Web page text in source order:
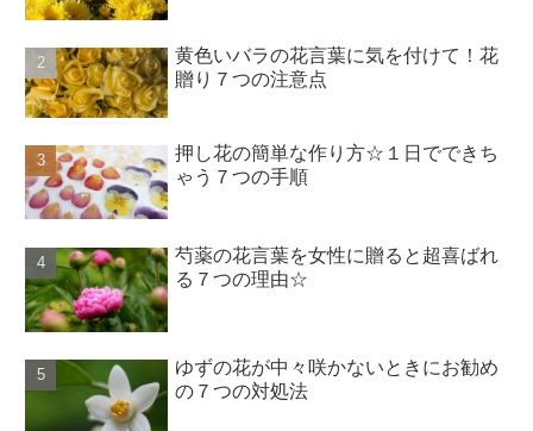
黄色いバラの花言葉に気を付けて！花
贈り７つの注意点
押し花の簡単な作り方☆１日でできち
ゃう７つの手順
芍薬の花言葉を女性に贈ると超喜ばれ
る７つの理由☆
ゆずの花が中々咲かないときにお勧め
の７つの対処法